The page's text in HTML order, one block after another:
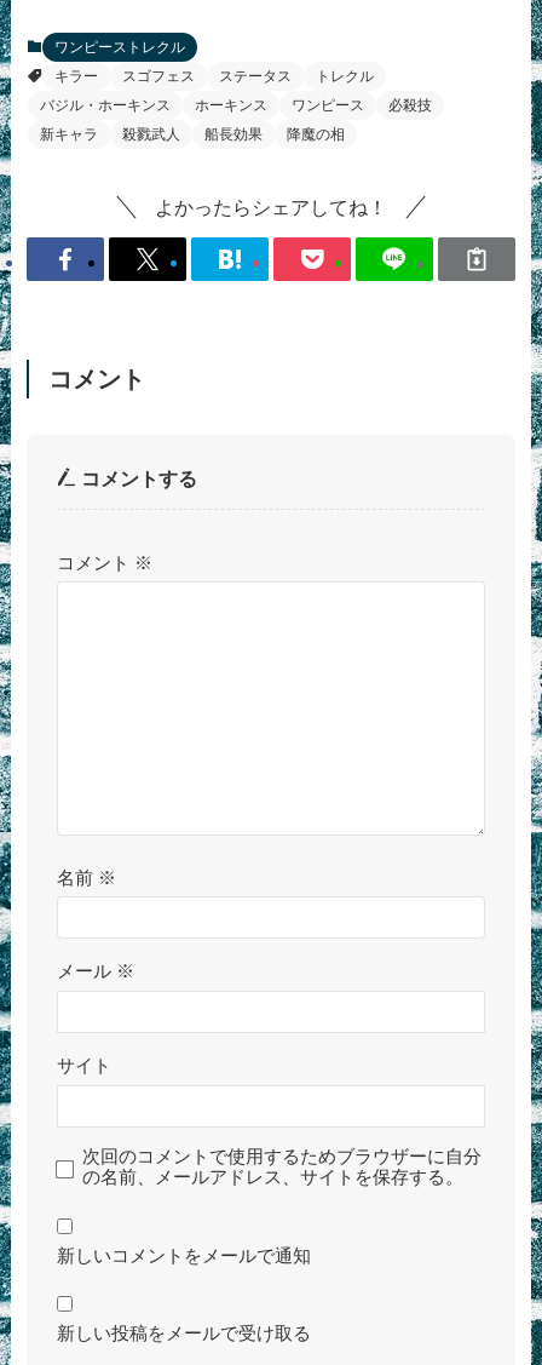
ワンピーストレクル
キラー
スゴフェス ステータス
トレクル
バジル・ホーキンス
ホーキンス ワンピース
必殺技
新キャラ
殺戮武人 船長効果 降魔の相
よかったらシェアしてね！
コメント
コメントする
コメント ※
名前 ※
メール ※
サイト
次回のコメントで使用するためブラウザーに自分
の名前、メールアドレス、サイトを保存する。
新しいコメントをメールで通知
新しい投稿をメールで受け取る